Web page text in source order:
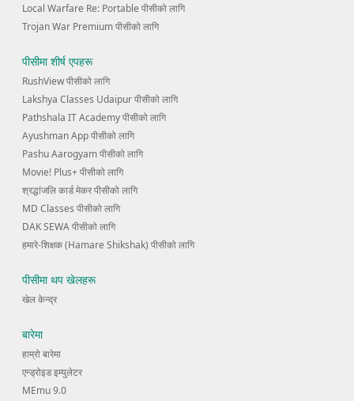
Local Warfare Re: Portable पीसीको लागि
Trojan War Premium पीसीको लागि
पीसीमा शीर्ष एपहरू
RushView पीसीको लागि
Lakshya Classes Udaipur पीसीको लागि
Pathshala IT Academy पीसीको लागि
Ayushman App पीसीको लागि
Pashu Aarogyam पीसीको लागि
Movie! Plus+ पीसीको लागि
श्रद्धांजलि कार्ड मेकर पीसीको लागि
MD Classes पीसीको लागि
DAK SEWA पीसीको लागि
हमारे-शिक्षक (Hamare Shikshak) पीसीको लागि
पीसीमा थप खेलहरू
खेल केन्द्र
बारेमा
हाम्रो बारेमा
एन्ड्रोइड इम्युलेटर
MEmu 9.0